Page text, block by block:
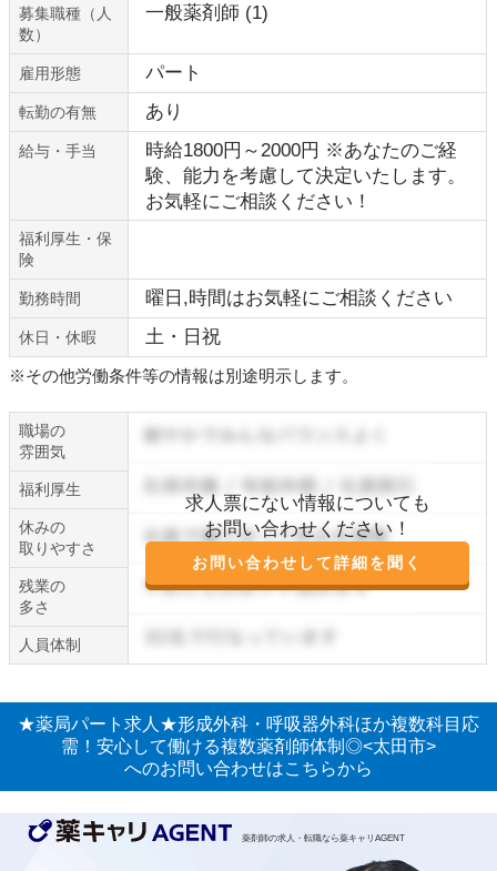
募集職種（人
数）
一般薬剤師 (1)
雇用形態 パート
転勤の有無 あり
給与・手当
時給1800円～2000円 ※あなたのご経
験、能力を考慮して決定いたします。
お気軽にご相談ください！
福利厚生・保
険
勤務時間 曜日,時間はお気軽にご相談ください
休日・休暇 土・日祝
※その他労働条件等の情報は別途明示します。
職場の
雰囲気
求人票にない情報についても
お問い合わせください！
お問い合わせして詳細を聞く
福利厚生
休みの
取りやすさ
残業の
多さ
人員体制
★薬局パート求人★形成外科・呼吸器外科ほか複数科目応
需！安心して働ける複数薬剤師体制◎<太田市>
へのお問い合わせはこちらから
薬剤師の求人・転職なら薬キャリAGENT